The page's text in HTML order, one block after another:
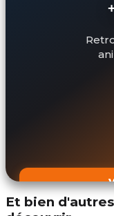
Et bien